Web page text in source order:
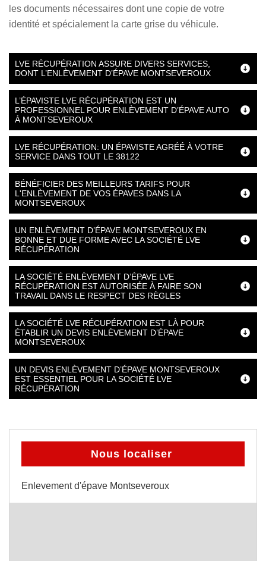
les documents nécessaires dont une copie de votre
identité et spécialement la carte grise du véhicule.
LVE RÉCUPÉRATION ASSURE DIVERS SERVICES,
DONT L’ENLÈVEMENT D’ÉPAVE MONTSEVEROUX
L’ÉPAVISTE LVE RÉCUPÉRATION EST UN
PROFESSIONNEL POUR ENLÈVEMENT D’ÉPAVE AUTO
À MONTSEVEROUX
LVE RÉCUPÉRATION: UN ÉPAVISTE AGRÉÉ À VOTRE
SERVICE DANS TOUT LE 38122
BÉNÉFICIER DES MEILLEURS TARIFS POUR
L'ENLÈVEMENT DE VOS ÉPAVES DANS LA
MONTSEVEROUX
UN ENLÈVEMENT D’ÉPAVE MONTSEVEROUX EN
BONNE ET DUE FORME AVEC LA SOCIÉTÉ LVE
RÉCUPÉRATION
LA SOCIÉTÉ ENLÈVEMENT D’ÉPAVE LVE
RÉCUPÉRATION EST AUTORISÉE À FAIRE SON
TRAVAIL DANS LE RESPECT DES RÈGLES
LA SOCIÉTÉ LVE RÉCUPÉRATION EST LÀ POUR
ÉTABLIR UN DEVIS ENLÈVEMENT D’ÉPAVE
MONTSEVEROUX
UN DEVIS ENLÈVEMENT D’ÉPAVE MONTSEVEROUX
EST ESSENTIEL POUR LA SOCIÉTÉ LVE
RÉCUPÉRATION
Nous localiser
Enlevement d'épave Montseveroux